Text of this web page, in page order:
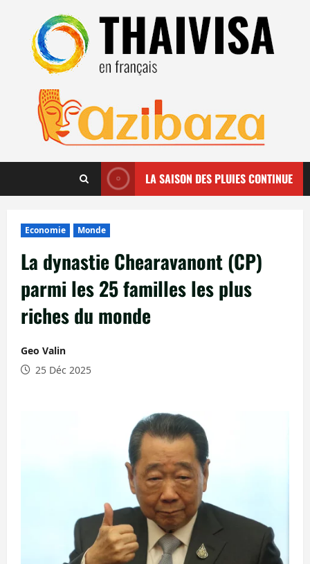
contenu
LA SAISON DES PLUIES CONTINUE
Economie Monde
La dynastie Chearavanont (CP)
parmi les 25 familles les plus
riches du monde
Geo Valin
25 Déc 2025